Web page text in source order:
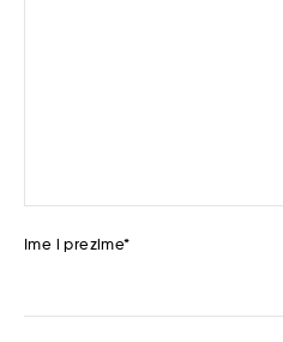
Ime i prezime*